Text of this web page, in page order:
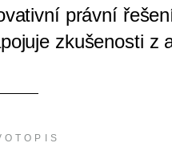
právní
zkušenosti z